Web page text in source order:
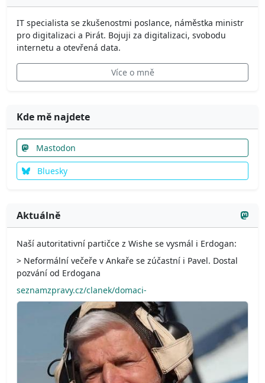
IT specialista se zkušenostmi poslance, náměstka ministr
pro digitalizaci a Pirát. Bojuji za digitalizaci, svobodu
internetu a otevřená data.
Více o mně
Kde mě najdete
Mastodon
Bluesky
Aktuálně
Naší autoritativní partičce z Wishe se vysmál i Erdogan:
> Neformální večeře v Ankaře se zúčastní i Pavel. Dostal
pozvání od Erdogana
seznamzpravy.cz/clanek/domaci-